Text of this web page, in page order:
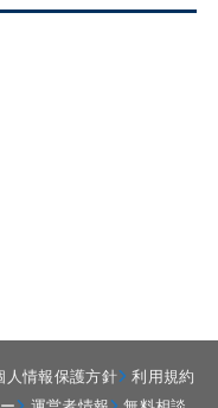
人情報保護方針
利用規約